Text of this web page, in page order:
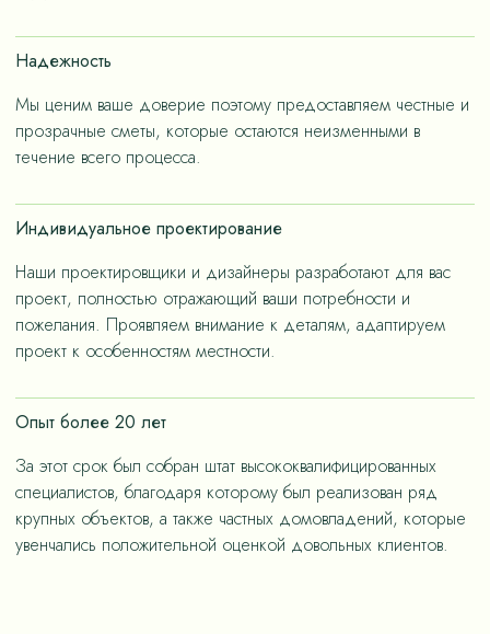
счет дизайнерских решений, ориентированных на
«медленную моду».
Надежность
Мы ценим ваше доверие поэтому предоставляем честные и
прозрачные сметы, которые остаются неизменными в
течение всего процесса.
Индивидуальное проектирование
Наши проектировщики и дизайнеры разработают для вас
проект, полностью отражающий ваши потребности и
пожелания. Проявляем внимание к деталям, адаптируем
проект к особенностям местности.
Опыт более 20 лет
За этот срок был собран штат высококвалифицированных
специалистов, благодаря которому был реализован ряд
крупных объектов, а также частных домовладений, которые
увенчались положительной оценкой довольных клиентов.